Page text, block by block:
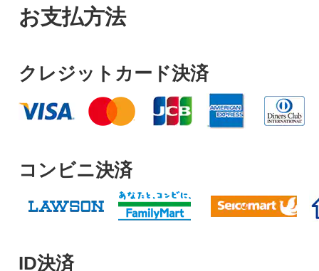
お支払方法
クレジットカード決済
コンビニ決済
ID決済